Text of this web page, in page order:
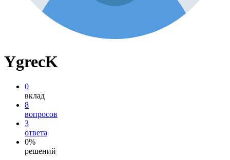
YgrecK
0
вклад
8
вопросов
3
ответа
0%
решений